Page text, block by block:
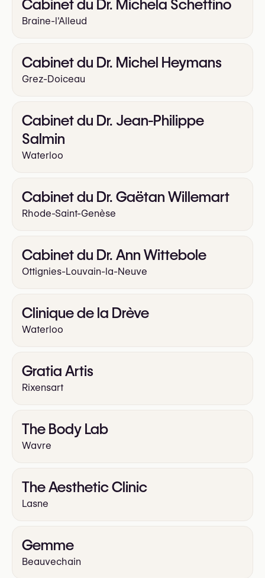
Augmentation des fesses par implants
Nymphoplastie (labiaplastie)
Cabinet du Dr. Michela Schettino
Braine-l'Alleud
Cabinet du Dr. Michel Heymans
Grez-Doiceau
Cabinet du Dr. Jean-Philippe
Salmin
Waterloo
Cabinet du Dr. Gaëtan Willemart
Rhode-Saint-Genèse
Cabinet du Dr. Ann Wittebole
Ottignies-Louvain-la-Neuve
Clinique de la Drève
Waterloo
Gratia Artis
Rixensart
The Body Lab
Wavre
The Aesthetic Clinic
Lasne
Gemme
Beauvechain